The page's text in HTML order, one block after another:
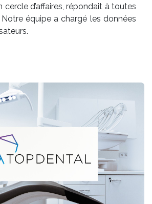
d’affaires, répondait à toutes
équipe a chargé les données